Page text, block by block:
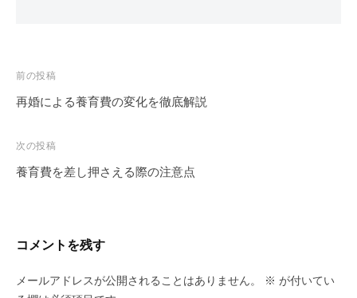
投
稿
ビ
ゲ
前の投稿
再婚による養育費の変化を徹底解説
次の投稿
養育費を差し押さえる際の注意点
コメントを残す
メールアドレスが公開されることはありません。 ※ が付いてい